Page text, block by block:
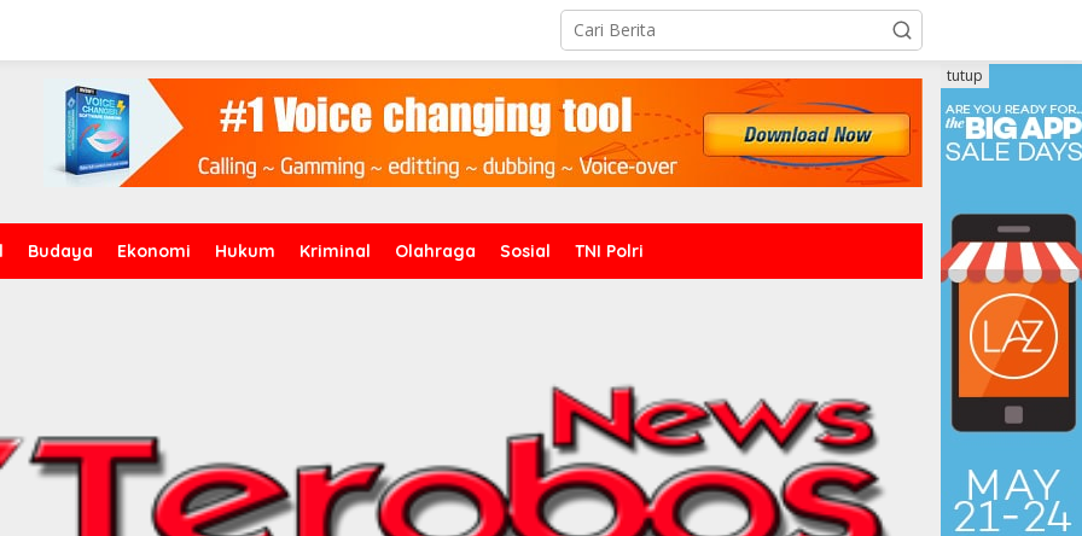
Budaya Ekonomi Hukum Kriminal Olahraga Sosial TNI Polri
tutup